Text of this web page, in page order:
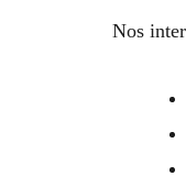
Nos